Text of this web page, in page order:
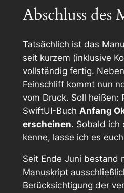
Abschluss des
Tatsächlich ist das
seit kurzem (inklusive
vollständig fertig.
Feinschliff kommt nun
vom Druck. Soll heißen:
SwiftUI-Buch Anfang
erscheinen. Sobald ich
kenne, lasse ich es
Seit Ende Juni bestand
Manuskript
Berücksichtigung der